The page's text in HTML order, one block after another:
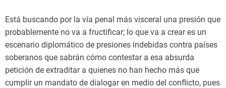
Está buscando por la vía penal más visceral una presión que
probablemente no va a fructificar; lo que va a crear es un
escenario diplomático de presiones indebidas contra países
soberanos que sabrán cómo contestar a esa absurda
petición de extraditar a quienes no han hecho más que
cumplir un mandato de dialogar en medio del conflicto, pues